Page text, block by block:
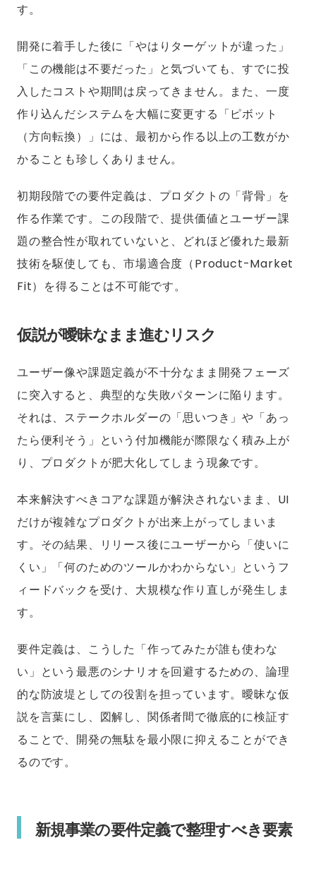
す。
開発に着手した後に「やはりターゲットが違った」
「この機能は不要だった」と気づいても、すでに投
入したコストや期間は戻ってきません。また、一度
作り込んだシステムを大幅に変更する「ピボット
（方向転換）」には、最初から作る以上の工数がか
かることも珍しくありません。
初期段階での要件定義は、プロダクトの「背骨」を
作る作業です。この段階で、提供価値とユーザー課
題の整合性が取れていないと、どれほど優れた最新
技術を駆使しても、市場適合度（Product-Market
Fit）を得ることは不可能です。
仮説が曖昧なまま進むリスク
ユーザー像や課題定義が不十分なまま開発フェーズ
に突入すると、典型的な失敗パターンに陥ります。
それは、ステークホルダーの「思いつき」や「あっ
たら便利そう」という付加機能が際限なく積み上が
り、プロダクトが肥大化してしまう現象です。
本来解決すべきコアな課題が解決されないまま、UI
だけが複雑なプロダクトが出来上がってしまいま
す。その結果、リリース後にユーザーから「使いに
くい」「何のためのツールかわからない」というフ
ィードバックを受け、大規模な作り直しが発生しま
す。
要件定義は、こうした「作ってみたが誰も使わな
い」という最悪のシナリオを回避するための、論理
的な防波堤としての役割を担っています。曖昧な仮
説を言葉にし、図解し、関係者間で徹底的に検証す
ることで、開発の無駄を最小限に抑えることができ
るのです。
新規事業の要件定義で整理すべき要素